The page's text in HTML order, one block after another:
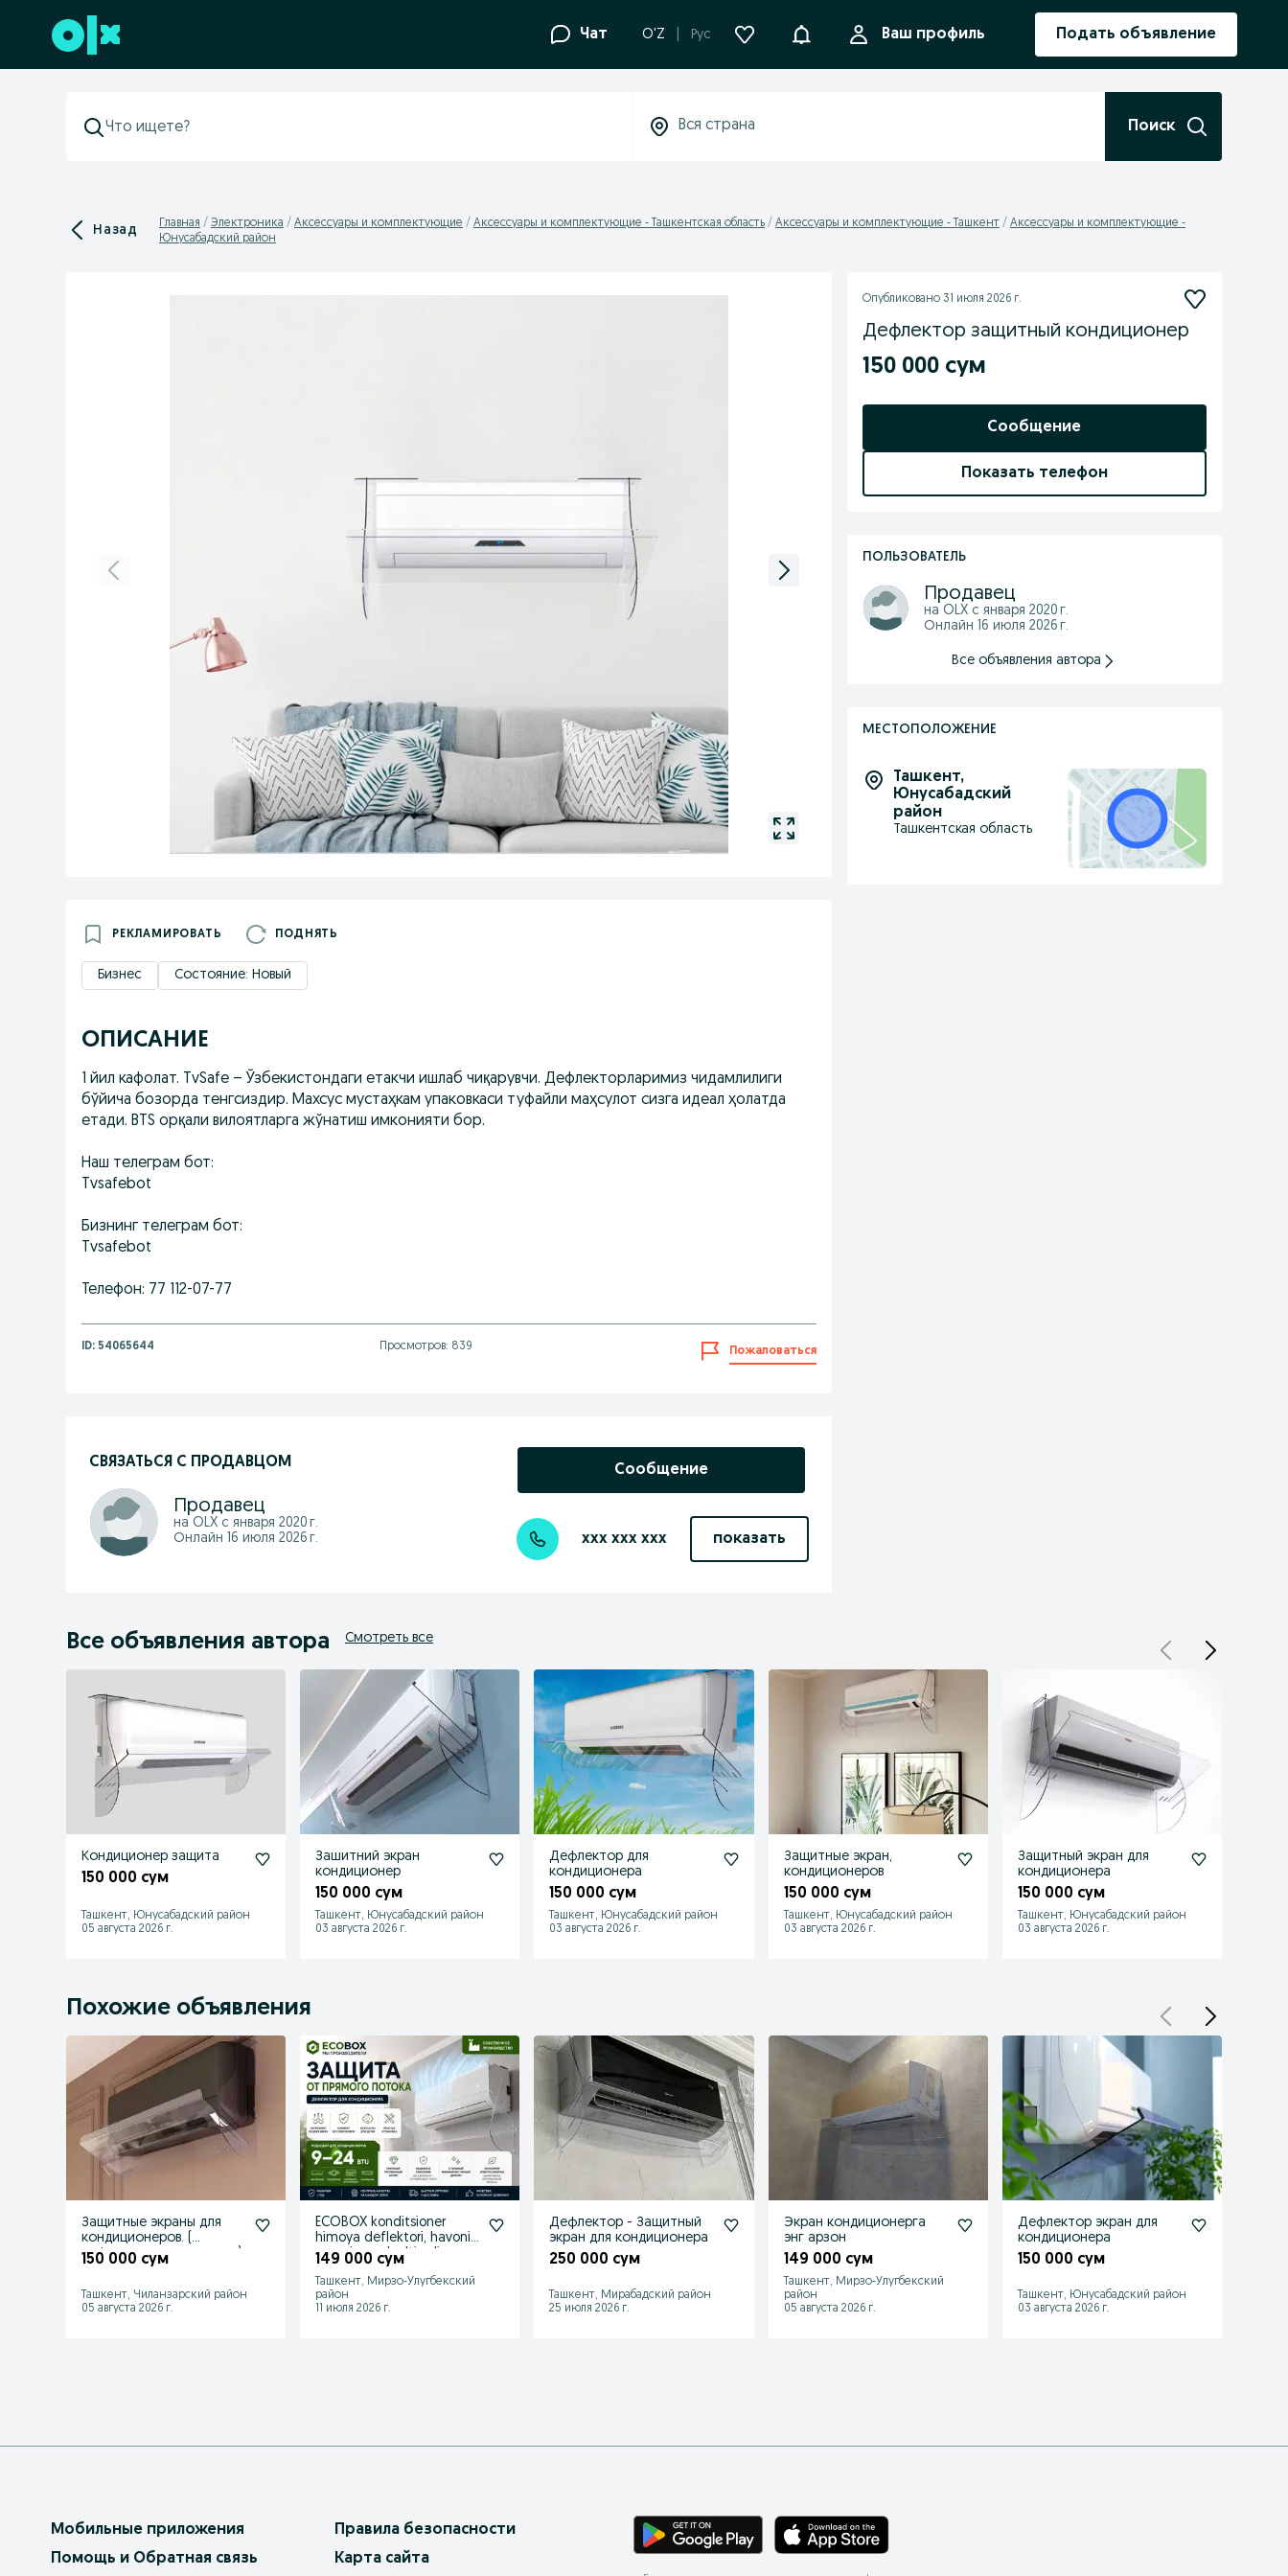
Перейти к нижнему колонтитулу Чат O'Z Рус УведомленияВаш профиль Подать объявление
Поиск
Назад Главная Электроника Аксессуары и комплектующие Аксессуары и комплектующие - Ташкентская область Аксессуары и комплектующие - Ташкент
Аксессуары и комплектующие -
Юнусабадский район
РЕКЛАМИРОВАТЬ ПОДНЯТЬ
Бизнес Состояние: Новый
ОПИСАНИЕ
1 йил кафолат. TvSafe – Ўзбекистондаги етакчи ишлаб чиқарувчи. Дефлекторларимиз чидамлилиги
бўйича бозорда тенгсиздир. Махсус мустаҳкам упаковкаси туфайли маҳсулот сизга идеал ҳолатда
етади. BTS орқали вилоятларга жўнатиш имконияти бор.
Наш телеграм бот:
Tvsafebot
Бизнинг телеграм бот:
Tvsafebot
Телефон: 77 112-07-77
ID: 54065644 Просмотров: 839 Пожаловаться
СВЯЗАТЬСЯ С ПРОДАВЦОМ
Продавец
на OLX с января 2020 г.
Онлайн 16 июля 2026 г.
Сообщение
xxx xxx xxx показать
Опубликовано 31 июля 2026 г.
Дефлектор защитный кондиционер
150 000 сум
Сообщение
Показать телефон
ПОЛЬЗОВАТЕЛЬ
Продавец
на OLX с января 2020 г.
Онлайн 16 июля 2026 г.
Все объявления автора
МЕСТОПОЛОЖЕНИЕ
Ташкент,
Юнусабадский
район
Ташкентская область
Все объявления автора Смотреть все
Кондиционер защита
150 000 сум
Ташкент, Юнусабадский район
05 августа 2026 г.
Зашитний экран
кондиционер
150 000 сум
Ташкент, Юнусабадский район
03 августа 2026 г.
Дефлектор для
кондиционера
150 000 сум
Ташкент, Юнусабадский район
03 августа 2026 г.
Защитные экран,
кондиционеров
150 000 сум
Ташкент, Юнусабадский район
03 августа 2026 г.
Защитный экран для
кондиционера
150 000 сум
Ташкент, Юнусабадский район
03 августа 2026 г.
Похожие объявления
Защитные экраны для
кондиционеров. (
дефлектор, отражатель)
150 000 сум
Ташкент, Чиланзарский район
05 августа 2026 г.
ECOBOX konditsioner
himoya deflektori, havoni
yuqoriga yo'naltiradi
149 000 сум
Ташкент, Мирзо-Улугбекский
район
11 июля 2026 г.
Дефлектор - Защитный
экран для кондиционера
250 000 сум
Ташкент, Мирабадский район
25 июля 2026 г.
Экран кондиционерга
энг арзон
149 000 сум
Ташкент, Мирзо-Улугбекский
район
05 августа 2026 г.
Дефлектор экран для
кондиционера
150 000 сум
Ташкент, Юнусабадский район
03 августа 2026 г.
Мобильные приложения
Помощь и Обратная связь
Правила безопасности
Карта сайта